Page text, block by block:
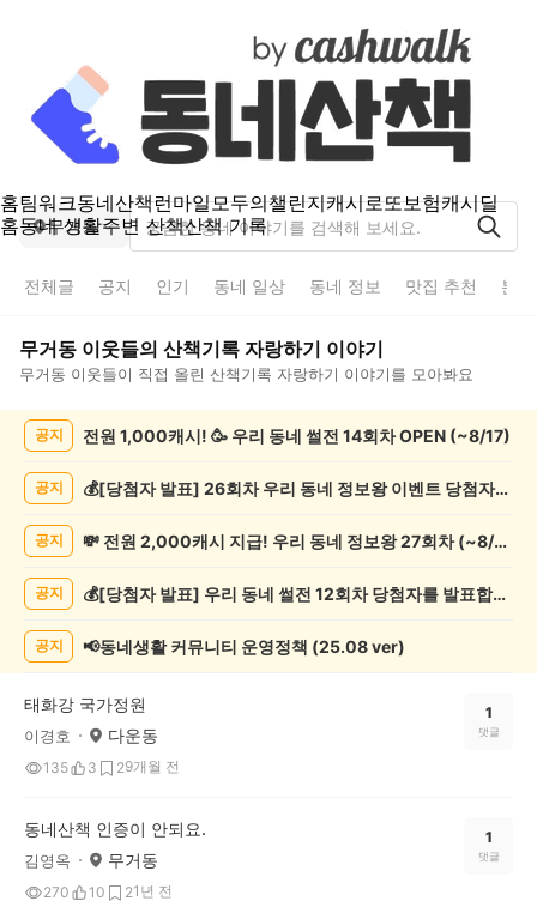
홈팀워크동네산책런마일모두의챌린지캐시로또보험캐시딜
홈동네 생활주변 산책산책 기록
무거동
전체글 공지 인기 동네 일상 동네 정보 맛집 추천 분
무거동 이웃들의 산책기록 자랑하기 이야기
무거동 이웃들이 직접 올린 산책기록 자랑하기 이야기를 모아봐요
게
공지 전원 1,000캐시! 🥳 우리 동네 썰전 14회차 OPEN (~8/17)
공지 💰[당첨자 발표] 26회차 우리 동네 정보왕 이벤트 당첨자를 발표합니다!
공지 💸 전원 2,000캐시 지급! 우리 동네 정보왕 27회차 (~8/10)
공지 💰[당첨자 발표] 우리 동네 썰전 12회차 당첨자를 발표합니다!
공지 📢동네생활 커뮤니티 운영정책 (25.08 ver)
태화강 국가정원
이경호 다운동
135 3 29개월 전
1
댓글
동네산책 인증이 안되요.
김영옥 무거동
270 10 21년 전
1
댓글